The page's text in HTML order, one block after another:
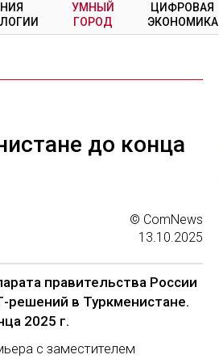
УМНЫЙ
ГОРОД
ЦИФРОВАЯ
ЭКОНОМИКА
до конца
© ComNews
13.10.2025
правительства России
решений в Туркменистане.
2025 г.
с заместителем